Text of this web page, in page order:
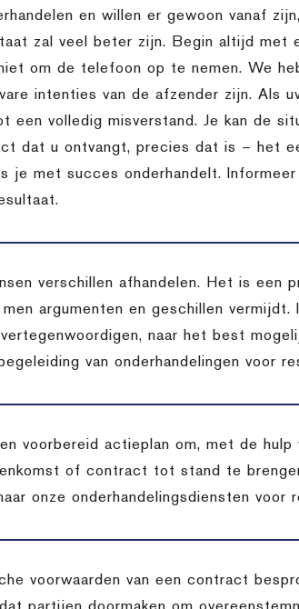
en willen er gewoon vanaf
zal veel beter zijn. Begin altijd met
om de telefoon op te nemen. We
intenties van de afzender zijn. Als
volledig misverstand. Je kan de
dat u ontvangt, precies dat is – het
je met succes onderhandelt. Informeer
verschillen afhandelen. Het is een
argumenten en geschillen vermijdt.
naar het best
van onderhandelingen voor
voorbereid actieplan om, met de hulp
of contract tot stand te
onze onderhandelingsdiensten voor
voorwaarden van een contract